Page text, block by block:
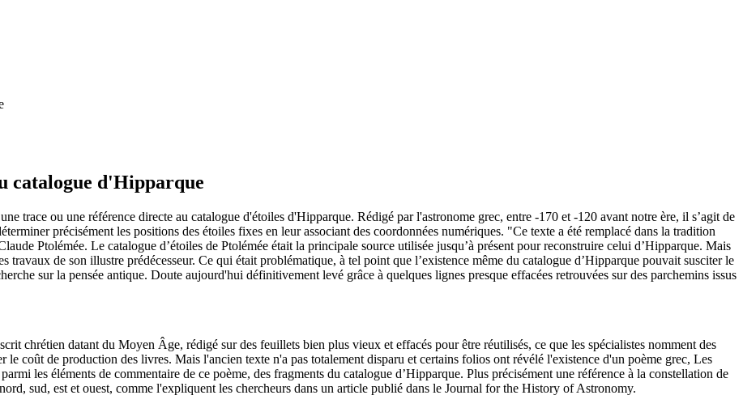
catalogue d'Hipparque
trace ou une référence directe au catalogue d'étoiles d'Hipparque. Rédigé par l'astronome grec, entre -170 et -120 avant notre ère, il s’agit de
précisément les positions des étoiles fixes en leur associant des coordonnées numériques. "Ce texte a été remplacé dans la tradition
Ptolémée. Le catalogue d’étoiles de Ptolémée était la principale source utilisée jusqu’à présent pour reconstruire celui d’Hipparque. Mais
travaux de son illustre prédécesseur. Ce qui était problématique, à tel point que l’existence même du catalogue d’Hipparque pouvait susciter le
sur la pensée antique. Doute aujourd'hui définitivement levé grâce à quelques lignes presque effacées retrouvées sur des parchemins issus
chrétien datant du Moyen Âge, rédigé sur des feuillets bien plus vieux et effacés pour être réutilisés, ce que les spécialistes nomment des
coût de production des livres. Mais l'ancien texte n'a pas totalement disparu et certains folios ont révélé l'existence d'un poème grec, Les
les éléments de commentaire de ce poème, des fragments du catalogue d’Hipparque. Plus précisément une référence à la constellation de
sud, est et ouest, comme l'expliquent les chercheurs dans un article publié dans le Journal for the History of Astronomy.